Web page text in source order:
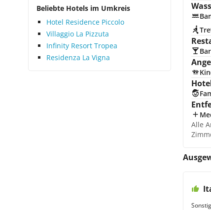
Beliebte Hotels im Umkreis
Hotel Residence Piccolo
Villaggio La Pizzuta
Infinity Resort Tropea
Residenza La Vigna
Bar
Alle